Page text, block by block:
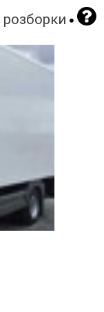
розборки